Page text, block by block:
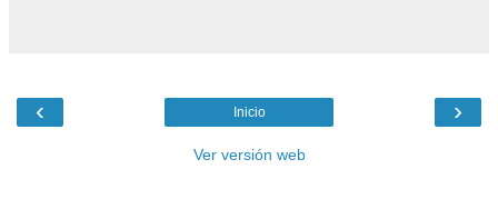
‹ ›
Inicio
Ver versión web